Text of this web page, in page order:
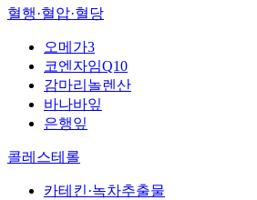
혈행·혈압·혈당
오메가3
코엔자임Q10
감마리놀렌산
바나바잎
은행잎
콜레스테롤
카테킨·녹차추출물